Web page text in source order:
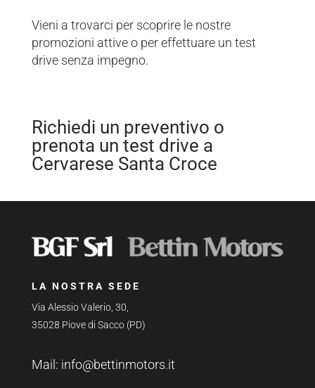
Vieni a trovarci per scoprire le nostre
promozioni attive o per effettuare un test
drive senza impegno.
Richiedi un preventivo o
prenota un test drive a
Cervarese Santa Croce
LA NOSTRA SEDE
Via Alessio Valerio, 30,
35028 Piove di Sacco (PD)
Mail: info@bettinmotors.it